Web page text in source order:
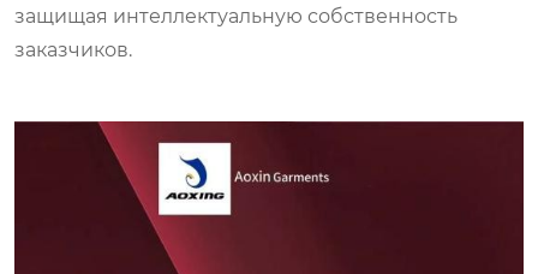
защищая интеллектуальную собственность
заказчиков.